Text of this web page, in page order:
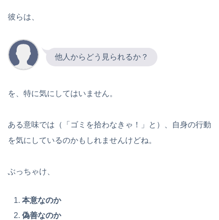
彼らは、
他人からどう見られるか？
を、特に気にしてはいません。
ある意味では（「ゴミを拾わなきゃ！」と）、自身の行動
を気にしているのかもしれませんけどね。
ぶっちゃけ、
本意なのか
偽善なのか